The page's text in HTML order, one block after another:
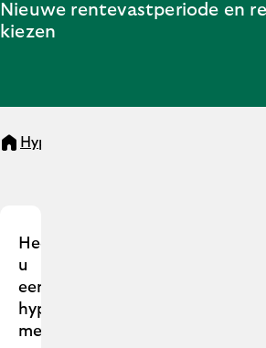
Nieuwe rentevastperiode en
kiezen
Hypotheken
Einde rentevastperiode
Heeft
u
een
hypotheek
met